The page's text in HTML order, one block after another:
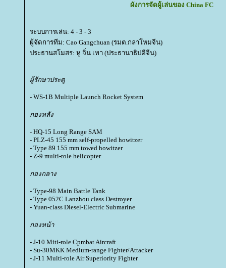
ผังการจัดผู้เล่นของ China FC
ระบบการเล่น: 4 - 3 - 3
ผู้จัดการทีม: Cao Gangchuan (รมต.กลาโหมจีน)
ประธานสโมสร: หู จิ่น เทา (ประธานาธิปดีจีน)
ผู้รักษาประตู
- WS-1B Multiple Launch Rocket System
กองหลัง
- HQ-15 Long Range SAM
- PLZ-45 155 mm self-propelled howitzer
- Type 89 155 mm towed howitzer
- Z-9 multi-role helicopter
กองกลาง
- Type-98 Main Battle Tank
- Type 052C Lanzhou class Destroyer
- Yuan-class Diesel-Electric Submarine
กองหน้า
- J-10 Miti-role Cpmbat Aircraft
- Su-30MKK Medium-range Fighter/Attacker
- J-11 Multi-role Air Superiority Fighter